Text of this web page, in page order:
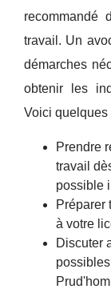
recommandé
travail. Un
démarches
obtenir les
Voici quelques
Prendre
travail
possible
Préparer
à votre
Discuter